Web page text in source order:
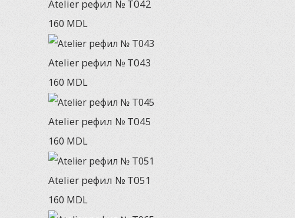
Atelier рефил № T042
160 MDL
Atelier рефил № T043
160 MDL
Atelier рефил № T045
160 MDL
Atelier рефил № T051
160 MDL